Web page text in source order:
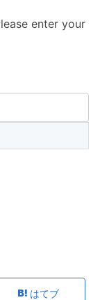
enter your
はてブ